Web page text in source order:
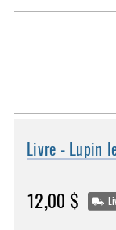
Livre - Lupin
12,00 $